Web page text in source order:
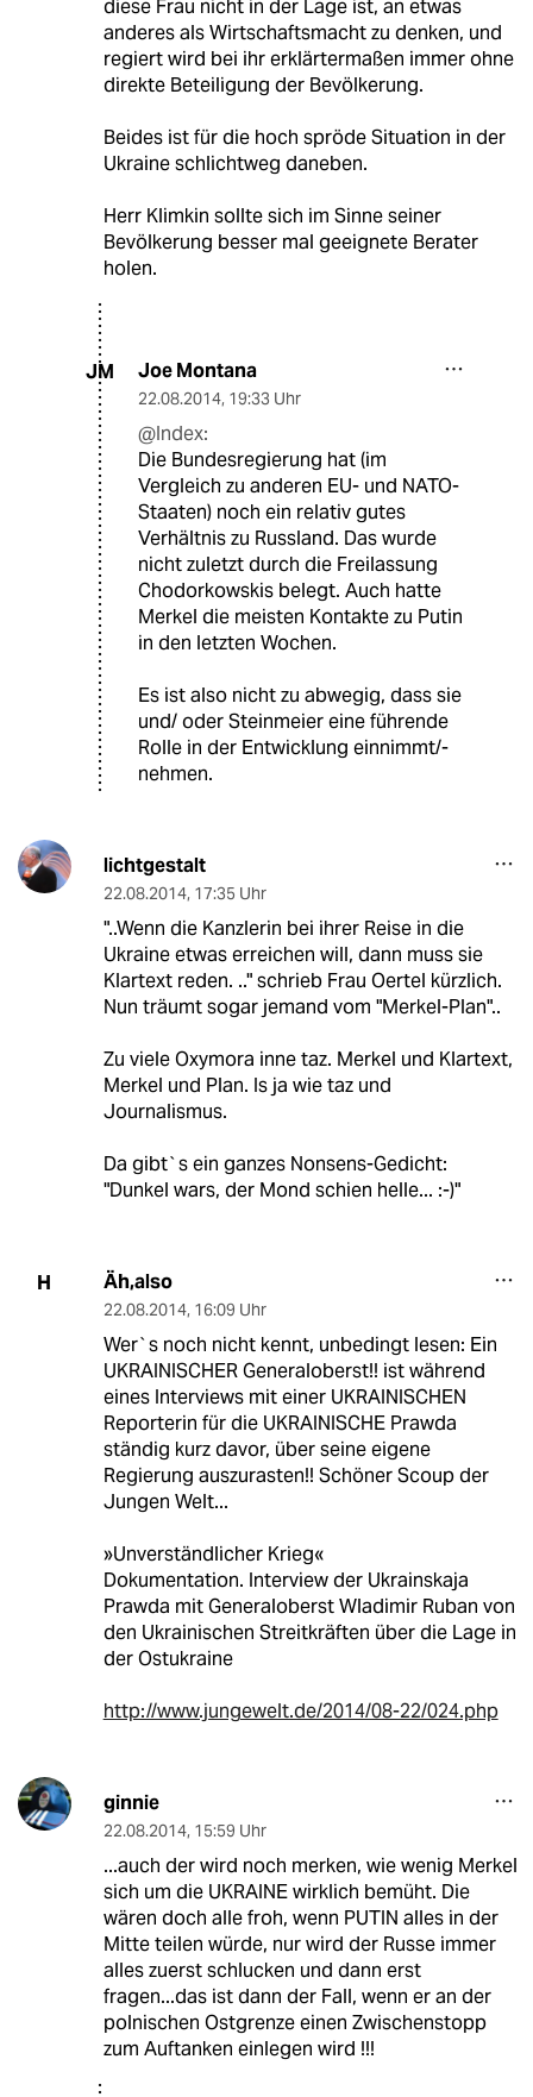
diese Frau nicht in der Lage ist, an etwas
anderes als Wirtschaftsmacht zu denken, und
regiert wird bei ihr erklärtermaßen immer ohne
direkte Beteiligung der Bevölkerung.
Beides ist für die hoch spröde Situation in der
Ukraine schlichtweg daneben.
Herr Klimkin sollte sich im Sinne seiner
Bevölkerung besser mal geeignete Berater
holen.
JM Joe Montana
22.08.2014, 19:33 Uhr
@Index:
Die Bundesregierung hat (im
Vergleich zu anderen EU- und NATO-
Staaten) noch ein relativ gutes
Verhältnis zu Russland. Das wurde
nicht zuletzt durch die Freilassung
Chodorkowskis belegt. Auch hatte
Merkel die meisten Kontakte zu Putin
in den letzten Wochen.
Es ist also nicht zu abwegig, dass sie
und/ oder Steinmeier eine führende
Rolle in der Entwicklung einnimmt/-
nehmen.
lichtgestalt
22.08.2014, 17:35 Uhr
"..Wenn die Kanzlerin bei ihrer Reise in die
Ukraine etwas erreichen will, dann muss sie
Klartext reden. .." schrieb Frau Oertel kürzlich.
Nun träumt sogar jemand vom "Merkel-Plan"..
Zu viele Oxymora inne taz. Merkel und Klartext,
Merkel und Plan. Is ja wie taz und
Journalismus.
Da gibt`s ein ganzes Nonsens-Gedicht:
"Dunkel wars, der Mond schien helle... :-)"
H Äh,also
22.08.2014, 16:09 Uhr
Wer`s noch nicht kennt, unbedingt lesen: Ein
UKRAINISCHER Generaloberst!! ist während
eines Interviews mit einer UKRAINISCHEN
Reporterin für die UKRAINISCHE Prawda
ständig kurz davor, über seine eigene
Regierung auszurasten!! Schöner Scoup der
Jungen Welt...
»Unverständlicher Krieg«
Dokumentation. Interview der Ukrainskaja
Prawda mit Generaloberst Wladimir Ruban von
den Ukrainischen Streitkräften über die Lage in
der Ostukraine
http://www.jungewelt.de/2014/08-22/024.php
ginnie
22.08.2014, 15:59 Uhr
...auch der wird noch merken, wie wenig Merkel
sich um die UKRAINE wirklich bemüht. Die
wären doch alle froh, wenn PUTIN alles in der
Mitte teilen würde, nur wird der Russe immer
alles zuerst schlucken und dann erst
fragen...das ist dann der Fall, wenn er an der
polnischen Ostgrenze einen Zwischenstopp
zum Auftanken einlegen wird !!!